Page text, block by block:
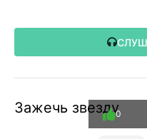
Зажечь звезду0